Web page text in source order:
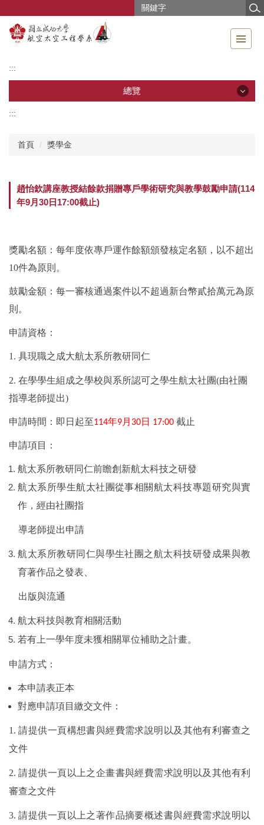
主
容
區
:::
總覽
公告訊息
成員介紹
教學資源
常用表單
獎助學金
我要捐款
航太系友
:::
首頁 獎學金
趙怡欽講座教授結餘款捐贈專戶學術研究與教學鼓勵申請(114
年9月30日17:00截止)
獎勵名額 ： 每年度依專戶運作餘額頒發核定名額，以不超出
10件為原則。
鼓勵金額： 每一審核通過案件以不超過新台幣貳拾萬元為原
則。
申請資格 ：
1. 具現職之成大航太系所教研同仁
2. 在學學生組成之學校與系所認可之學生航太社團(由社團
指導老師提出)
申請時間 ：即日起至114年9月 30日 17:00 截止
申請項目 ：
航太系所教研同仁前瞻創新航太科技之研發
航太系所學生航太社團從事相關航太科技專題研究與實
作，經由社團指
導老師提出申請
航太系所教研同仁與學生社團之航太科技研發成果與教
育著作品之發表、
出版與流通
航太科技與教育相關活動
若有上一學年度未獲相關單位補助之計畫。
申請方式 ：
本申請表正本
對應申請項目繳交文件 ：
1.請提供一頁構想書與經費需求說明以及其他有利審查之
文件
2.請提供一頁以上之企畫書與經費需求說明以及其他有利
審查之文件
3.請提供一頁以上之著作品摘要概述書與經費需求說明以